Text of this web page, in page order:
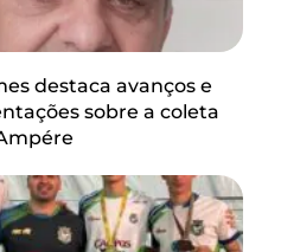
destaca avanços e
sobre a coleta